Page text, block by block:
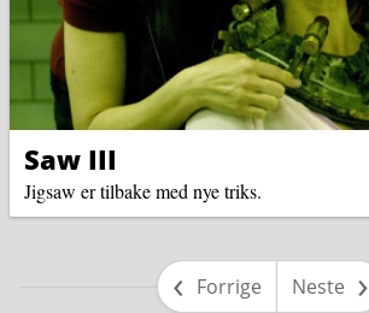
Saw III
Jigsaw er tilbake med nye triks.
ForrigesideNesteside